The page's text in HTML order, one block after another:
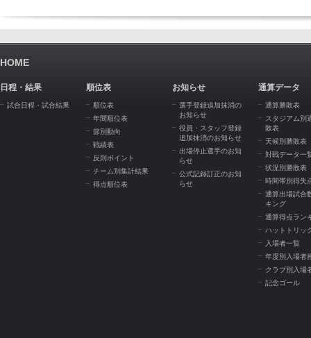
HOME
日程・結果
試合日程・試合結果
順位表
順位表
年間順位表
節別動向
戦績表
反則ポイント
チーム別集計結果
得点順位表
お知らせ
選手登録追加抹消の
お知らせ
役員・スタッフ登録
追加抹消のお知らせ
出場停止選手のお知
らせ
公式記録訂正のお知
らせ
通算データ
通算勝敗表
スタジアム別
敗表
天候別勝敗表
対戦データ一
状況別勝敗表
時間帯別得失
通算出場試合
キング
通算得点ラン
ハットトリッ
入場者一覧
年度別入場者
クラブ別入場
記念ゴール